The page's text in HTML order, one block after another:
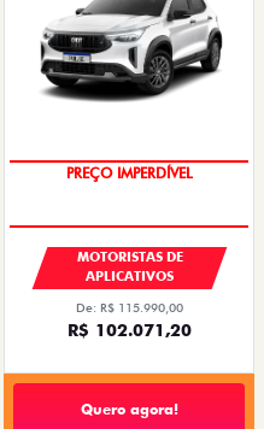
PREÇO IMPERDÍVEL
MOTORISTAS DE
APLICATIVOS
De: R$ 115.990,00
R$ 102.071,20
Quero agora!